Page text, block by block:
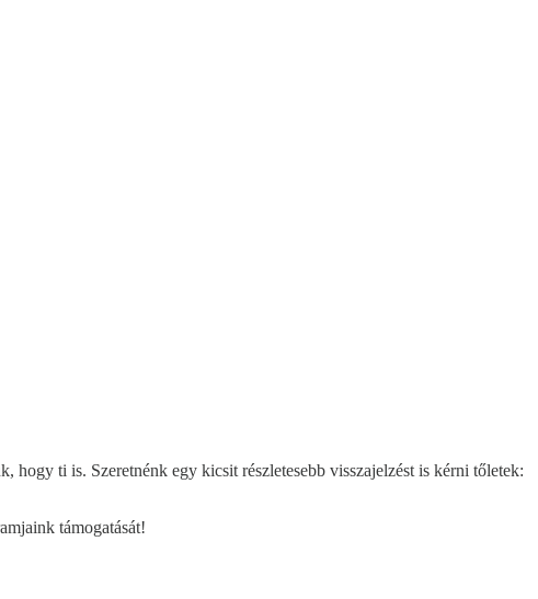
ti is. Szeretnénk egy kicsit részletesebb visszajelzést is kérni tőletek:
támogatását!